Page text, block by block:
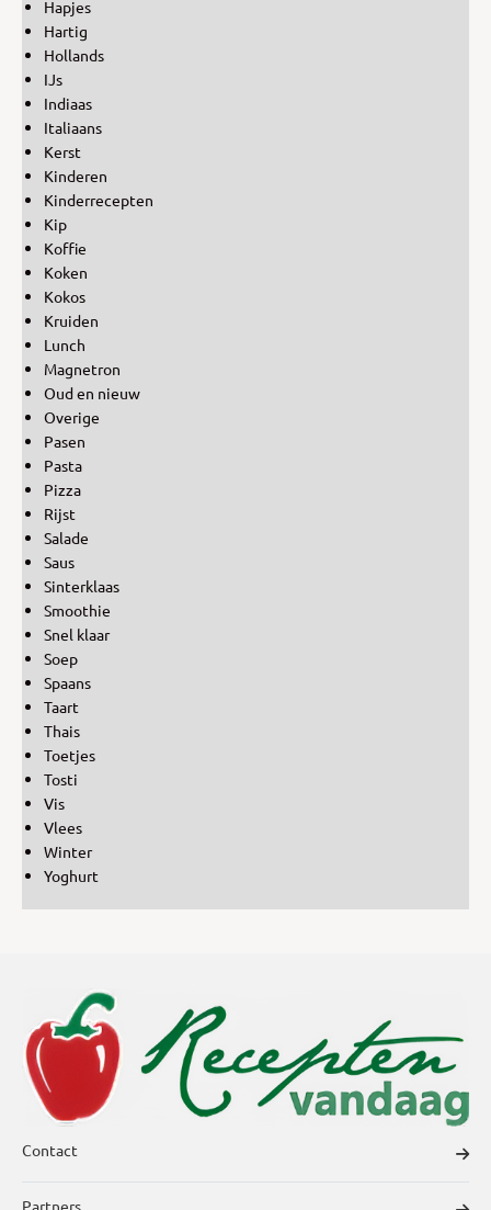
Hapjes
Hartig
Hollands
IJs
Indiaas
Italiaans
Kerst
Kinderen
Kinderrecepten
Kip
Koffie
Koken
Kokos
Kruiden
Lunch
Magnetron
Oud en nieuw
Overige
Pasen
Pasta
Pizza
Rijst
Salade
Saus
Sinterklaas
Smoothie
Snel klaar
Soep
Spaans
Taart
Thais
Toetjes
Tosti
Vis
Vlees
Winter
Yoghurt
Contact